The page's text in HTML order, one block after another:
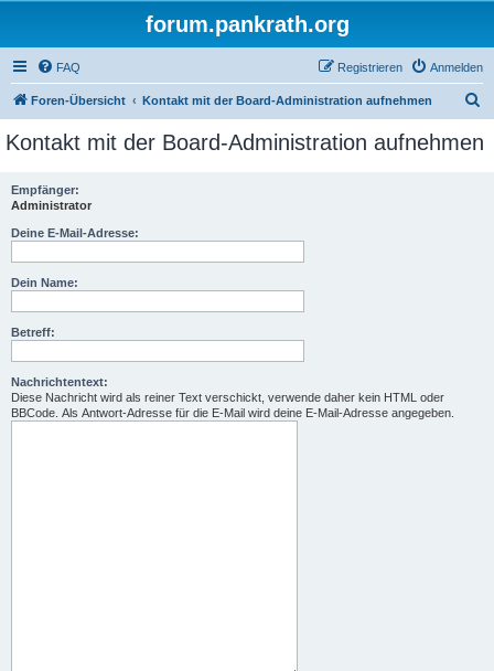
forum.pankrath.org
FAQ Anmelden
Registrieren
Foren-Übersicht Kontakt mit der Board-Administration aufnehmen
c
Kontakt mit der Board-Administration aufnehmen
Empfänger:
Administrator
Deine E-Mail-Adresse:
Dein Name:
Betreff:
Nachrichtentext:
Diese Nachricht wird als reiner Text verschickt, verwende daher kein HTML oder
BBCode. Als Antwort-Adresse für die E-Mail wird deine E-Mail-Adresse angegeben.